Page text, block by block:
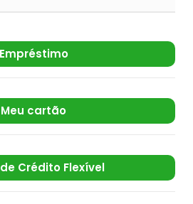
Empréstimo
Meu cartão
Crédito Flexível